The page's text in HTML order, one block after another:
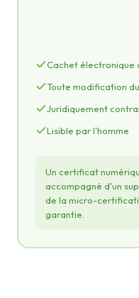
Cachet électronique
Toute modification
Juridiquement
Lisible par l'homme
Un certificat
accompagné d'un
de la micro-
garantie.